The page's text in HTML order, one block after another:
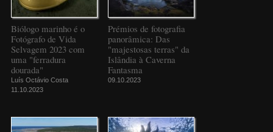
Biólogo marinho é o
Fotógrafo de Vida
Selvagem 2023 com
uma "ferradura
dourada"
Luís Octávio Costa
11.10.2023
Prémios de fotografia
panorâmica: Das
"majestosas terras" da
Islândia à Caverna
Fantasma
09.10.2023